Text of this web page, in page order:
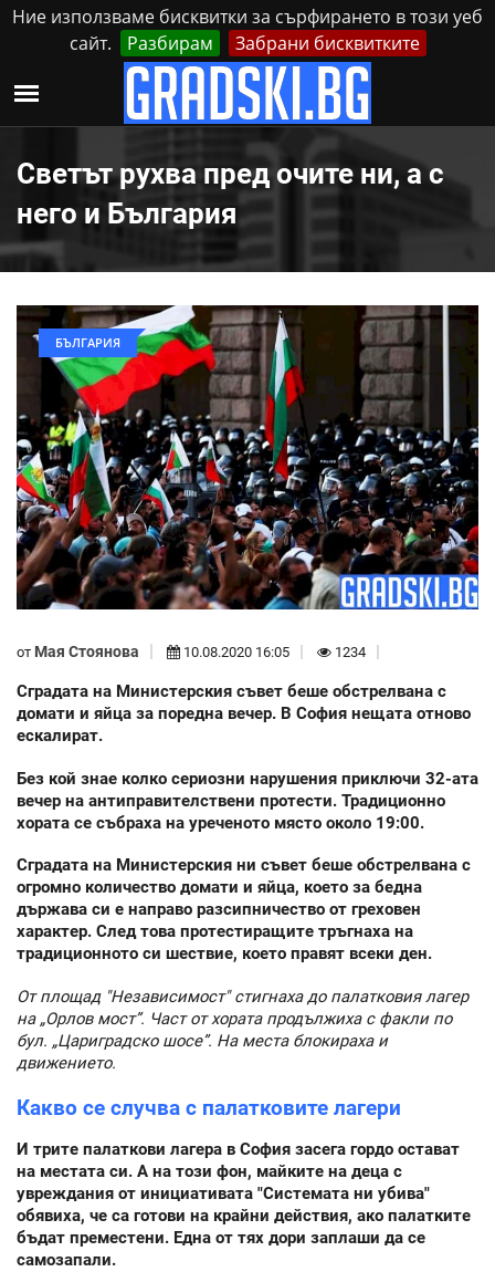
Ние използваме бисквитки за сърфирането в този уеб
сайт.
Разбирам Забрани бисквитките
Четвъртък, 6 Август, 2026 Реклама Контакти
Светът рухва пред очите ни, а с
него и България
БЪЛГАРИЯ
от Мая Стоянова 10.08.2020 16:05 1234
Сградата на Министерския съвет беше обстрелвана с
домати и яйца за поредна вечер. В София нещата отново
ескалират.
Без кой знае колко сериозни нарушения приключи 32-ата
вечер на антиправителствени протести. Традиционно
хората се събраха на уреченото място около 19:00.
Сградата на Министерския ни съвет беше обстрелвана с
огромно количество домати и яйца, което за бедна
държава си е направо разсипничество от греховен
характер. След това протестиращите тръгнаха на
традиционното си шествие, което правят всеки ден.
От площад "Независимост" стигнаха до палатковия лагер
на „Орлов мост”. Част от хората продължиха с факли по
бул. „Цариградско шосе”. На места блокираха и
движението.
Какво се случва с палатковите лагери
И трите палаткови лагера в София засега гордо остават
на местата си. А на този фон, майките на деца с
увреждания от инициативата "Системата ни убива"
обявиха, че са готови на крайни действия, ако палатките
бъдат преместени. Една от тях дори заплаши да се
самозапали.